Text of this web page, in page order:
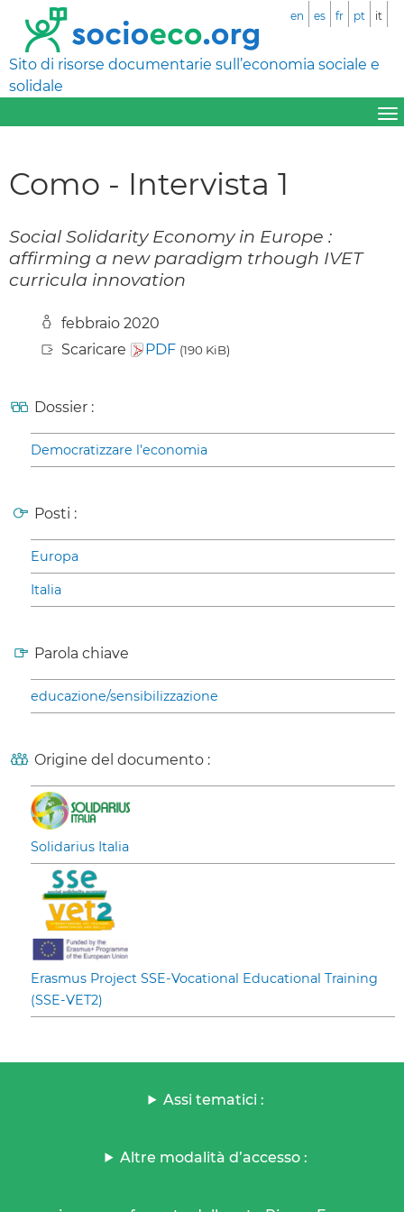
Sito di risorse documentarie sull’economia sociale e
solidale
en es fr pt it
Como - Intervista 1
Social Solidarity Economy in Europe :
affirming a new paradigm trhough IVET
curricula innovation
febbraio 2020
Scaricare
PDF (190 KiB)
Dossier :
Democratizzare l’economia
Posti :
Europa
Italia
Parola chiave
educazione/sensibilizzazione
Origine del documento :
Solidarius Italia
Erasmus Project SSE-Vocational Educational Training
(SSE-VET2)
Assi tematici :
Altre modalità d’accesso :